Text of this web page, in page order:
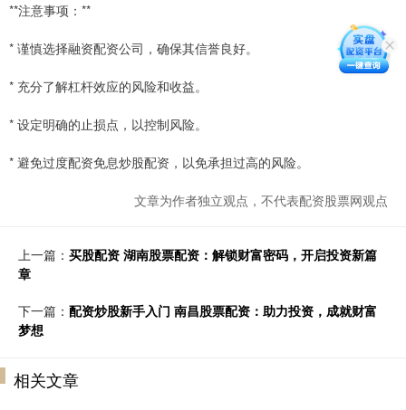
**注意事项：**
* 谨慎选择融资配资公司，确保其信誉良好。
* 充分了解杠杆效应的风险和收益。
* 设定明确的止损点，以控制风险。
* 避免过度配资免息炒股配资，以免承担过高的风险。
文章为作者独立观点，不代表配资股票网观点
上一篇： 买股配资 湖南股票配资：解锁财富密码，开启投资新篇
章
下一篇： 配资炒股新手入门 南昌股票配资：助力投资，成就财富
梦想
相关文章